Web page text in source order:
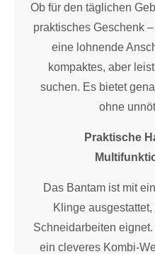
Ob für den täglichen
praktisches Geschenk
eine lohnende
kompaktes, aber
suchen. Es bietet
ohne
Praktische
Das Bantam ist mit
Klinge
Schneidarbeiten
ein cleveres Kombi-